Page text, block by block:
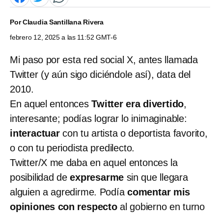
PorClaudia Santillana Rivera
febrero 12, 2025 a las 11:52 GMT-6
Mi paso por esta red social X, antes llamada
Twitter (y aún sigo diciéndole así), data del
2010.
En aquel entoncesTwitter era divertido,
interesante; podías lograr lo inimaginable:
interactuarcon tu artista o deportista favorito,
o con tu periodista predilecto.
Twitter/X me daba en aquel entonces la
posibilidad deexpresarme sin que llegara
alguien a agredirme. Podíacomentar mis
opiniones con respectoal gobierno en turno